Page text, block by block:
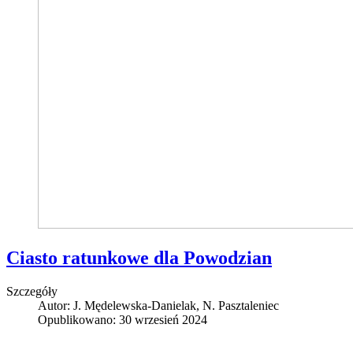
Ciasto ratunkowe dla Powodzian
Szczegóły
Autor: J. Mędelewska-Danielak, N. Pasztaleniec
Opublikowano: 30 wrzesień 2024